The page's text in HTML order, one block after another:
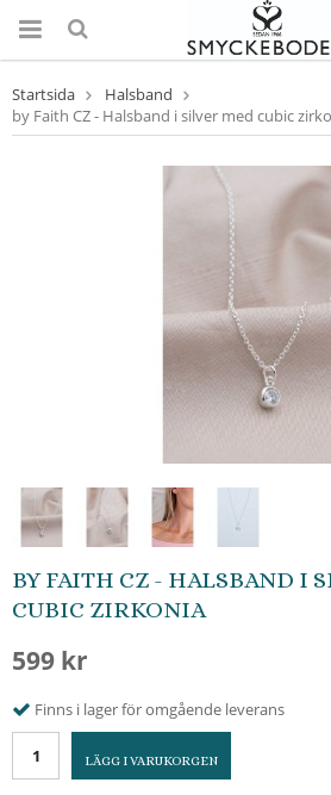
Startsida
Halsband
by Faith CZ - Halsband i silver med cubic
BY FAITH CZ - HALSBAND I
CUBIC ZIRKONIA
599 kr
Finns i lager för omgående leverans
LÄGG I VARUKORGEN